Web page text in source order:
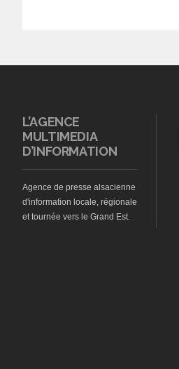
L’AGENCE
MULTIMEDIA
D’INFORMATION
Agence de presse alsacienne
d'information locale, régionale
et tournée vers le Grand Est.